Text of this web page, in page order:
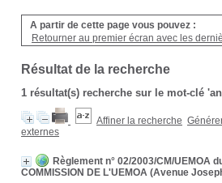
A partir de cette page vous pouvez :
Retourner au premier écran avec les
Résultat de la recherche
1 résultat(s) recherche sur le mot-clé
Affiner la recherche
externes
Règlement n° 02/2003/CM/
COMMISSION DE L'UEMOA (Avenue